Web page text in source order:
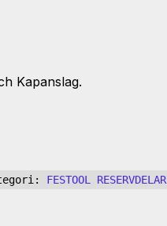
Kapanslag.
FESTOOL RESERVDELAR